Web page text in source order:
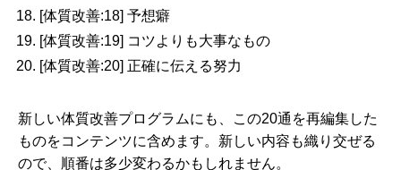
[体質改善:18] 予想癖
[体質改善:19] コツよりも大事なもの
[体質改善:20] 正確に伝える努力
新しい体質改善プログラムにも、この20通を再編集した
ものをコンテンツに含めます。新しい内容も織り交ぜる
ので、順番は多少変わるかもしれません。